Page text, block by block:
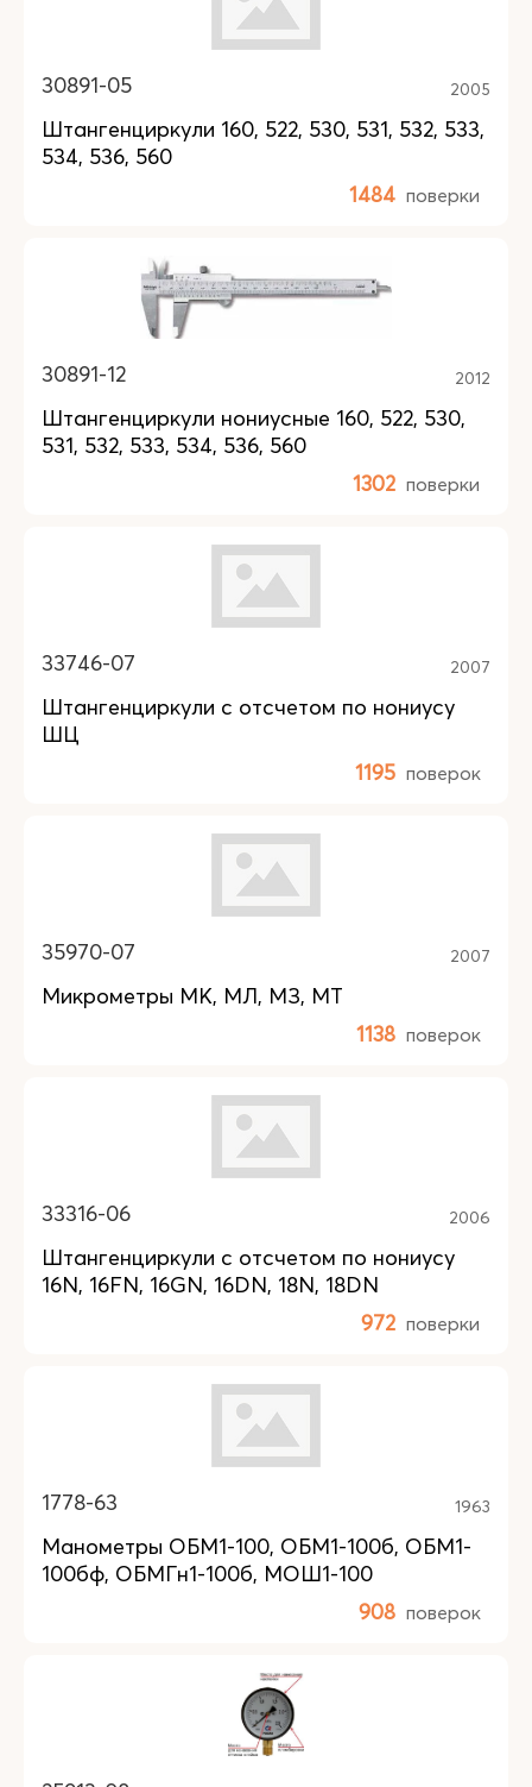
30891-05 2005
Штангенциркули 160, 522, 530, 531, 532, 533,
534, 536, 560
1484 поверки
30891-12 2012
Штангенциркули нониусные 160, 522, 530,
531, 532, 533, 534, 536, 560
1302 поверки
33746-07 2007
Штангенциркули с отсчетом по нониусу
ШЦ
1195 поверок
35970-07 2007
Микрометры МК, МЛ, МЗ, МТ
1138 поверок
33316-06 2006
Штангенциркули с отсчетом по нониусу
16N, 16FN, 16GN, 16DN, 18N, 18DN
972 поверки
1778-63 1963
Манометры ОБМ1-100, ОБМ1-100б, ОБМ1-
100бф, ОБМГн1-100б, МОШ1-100
908 поверок